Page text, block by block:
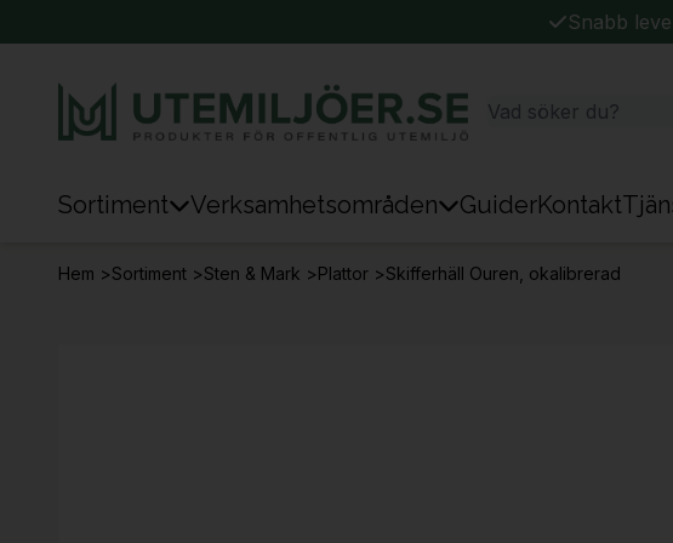
Snabb
Sortiment Verksamhetsområden GuiderKontakt
Hem >Sortiment >Sten & Mark >Plattor >Skifferhäll Ouren, okalibrerad